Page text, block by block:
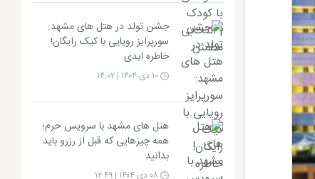
جشن تولد در هتل های مشهد:
سورپرایز رویایی با کیک رایگان!
خاطره ابدی
۱۰ دی ۱۴۰۴ | ۱۴:۰۲
هتل های مشهد با سرویس حرم؛
همه چیزهایی که قبل از رزرو باید
بدانید